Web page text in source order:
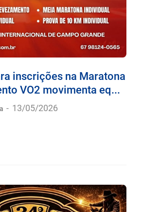
inscrições na Maratona
VO2 movimenta eq...
- 13/05/2026